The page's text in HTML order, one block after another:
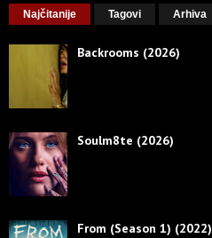
Najčitanije Tagovi Arhiva
Backrooms (2026)
Soulm8te (2026)
From (Season 1) (2022)